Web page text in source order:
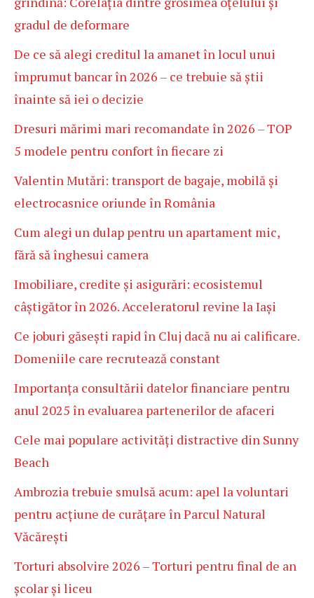
gradul de deformare
De ce să alegi creditul la amanet în locul unui
împrumut bancar în 2026 – ce trebuie să știi
înainte să iei o decizie
Dresuri mărimi mari recomandate în 2026 – TOP
5 modele pentru confort în fiecare zi
Valentin Mutări: transport de bagaje, mobilă și
electrocasnice oriunde în România
Cum alegi un dulap pentru un apartament mic,
fără să înghesui camera
Imobiliare, credite și asigurări: ecosistemul
câștigător în 2026. Acceleratorul revine la Iași
Ce joburi găsești rapid în Cluj dacă nu ai calificare.
Domeniile care recrutează constant
Importanța consultării datelor financiare pentru
anul 2025 în evaluarea partenerilor de afaceri
Cele mai populare activități distractive din Sunny
Beach
Ambrozia trebuie smulsă acum: apel la voluntari
pentru acțiune de curățare în Parcul Natural
Văcărești
Torturi absolvire 2026 – Torturi pentru final de an
școlar și liceu